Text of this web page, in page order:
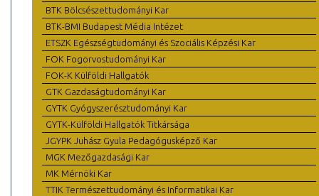
BTK Bölcsészettudományi Kar
BTK-BMI Budapest Média Intézet
ETSZK Egészségtudományi és Szociális Képzési Kar
FOK Fogorvostudományi Kar
FOK-K Külföldi Hallgatók
GTK Gazdaságtudományi Kar
GYTK Gyógyszerésztudományi Kar
GYTK-Külföldi Hallgatók Titkársága
JGYPK Juhász Gyula Pedagógusképző Kar
MGK Mezőgazdasági Kar
MK Mérnöki Kar
TTIK Természettudományi és Informatikai Kar